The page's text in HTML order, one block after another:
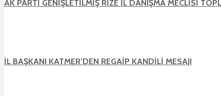
AK PARTİ GENİŞLETİLMİŞ RİZE İL DANIŞMA MECLİSİ
İL BAŞKANI KATMER’DEN REGAİP KANDİLİ MESAJI